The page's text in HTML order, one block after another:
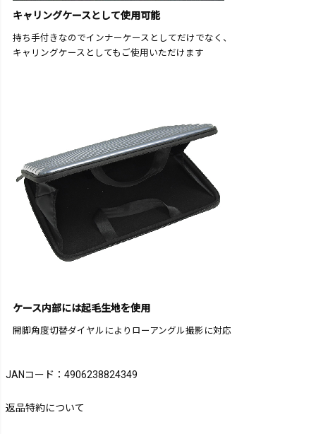
キャリングケースとして使用可能
持ち手付きなのでインナーケースとしてだけでなく、
キャリングケースとしてもご使用いただけます
ケース内部には起毛生地を使用
開脚角度切替ダイヤルによりローアングル撮影に対応
JANコード：4906238824349
返品特約について